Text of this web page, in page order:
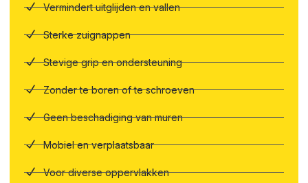
Vermindert uitglijden en vallen
Sterke zuignappen
Stevige grip en ondersteuning
Zonder te boren of te schroeven
Geen beschadiging van muren
Mobiel en verplaatsbaar
Voor diverse oppervlakken